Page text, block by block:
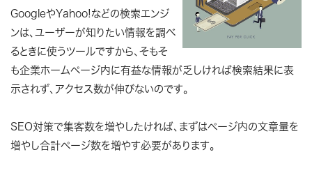
GoogleやYahoo!などの検索エンジ
ンは、ユーザーが知りたい情報を調べ
るときに使うツールですから、そもそ
も企業ホームページ内に有益な情報が乏しければ検索結果に表
示されず、アクセス数が伸びないのです。
SEO対策で集客数を増やしたければ、まずはページ内の文章量を
増やし合計ページ数を増やす必要があります。